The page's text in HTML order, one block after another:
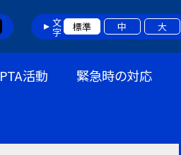
文字 標準 中 大
PTA活動 緊急時の対応